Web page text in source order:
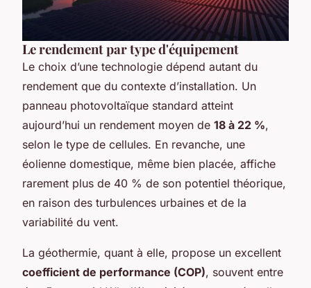
Le rendement par type d'équipement
Le choix d’une technologie dépend autant du
rendement que du contexte d’installation. Un
panneau photovoltaïque standard atteint
aujourd’hui un rendement moyen de 18 à 22 %,
selon le type de cellules. En revanche, une
éolienne domestique, même bien placée, affiche
rarement plus de 40 % de son potentiel théorique,
en raison des turbulences urbaines et de la
variabilité du vent.
La géothermie, quant à elle, propose un excellent
coefficient de performance (COP), souvent entre